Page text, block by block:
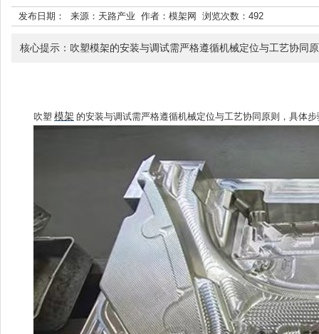
发布日期： 来源：天路产业 作者：模架网 浏览次数： 492
核心提示：吹塑模架的安装与调试需严格遵循机械定位与工艺协同
吹塑 模架 的安装与调试需严格遵循机械定位与工艺协同原则，具体